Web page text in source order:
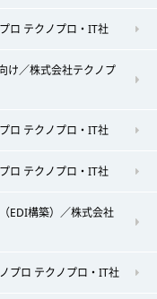
ロ テクノプロ・IT社
け／株式会社テクノプ
ロ テクノプロ・IT社
ロ テクノプロ・IT社
EDI構築）／株式会社
プロ テクノプロ・IT社